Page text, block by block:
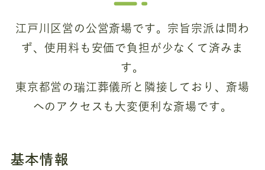
江戸川区営の公営斎場です。宗旨宗派は問わ
ず、使用料も安価で負担が少なくて済みま
す。
東京都営の瑞江葬儀所と隣接しており、斎場
へのアクセスも大変便利な斎場です。
基本情報